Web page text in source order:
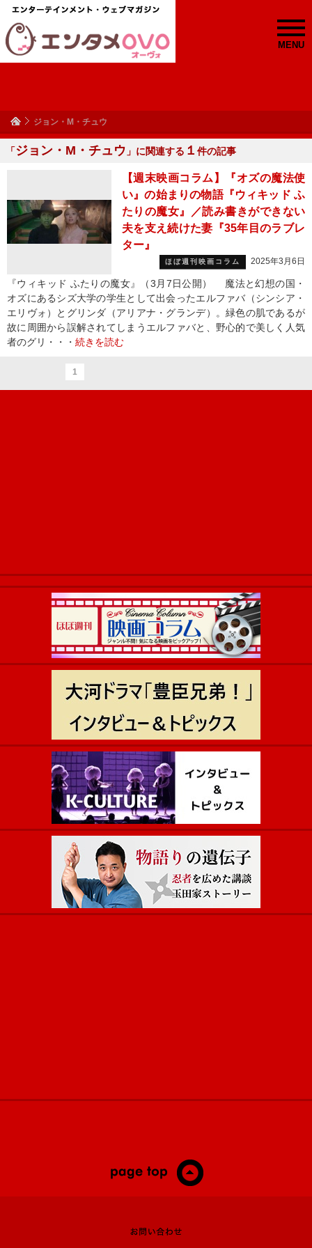
MENU
ジョン・M・チュウ
「ジョン・M・チュウ 」に関連する １ 件の記事
【週末映画コラム】『オズの魔法使
い』の始まりの物語『ウィキッド ふ
たりの魔女』／読み書きができない
夫を支え続けた妻『35年目のラブレ
ター』
ほぼ週刊映画コラム 2025年3月6日
『ウィキッド ふたりの魔女』（3月7日公開） 魔法と幻想の国・
オズにあるシズ大学の学生として出会ったエルファバ（シンシア・
エリヴォ）とグリンダ（アリアナ・グランデ）。緑色の肌であるが
故に周囲から誤解されてしまうエルファバと、野心的で美しく人気
者のグリ・・・ 続きを読む
1